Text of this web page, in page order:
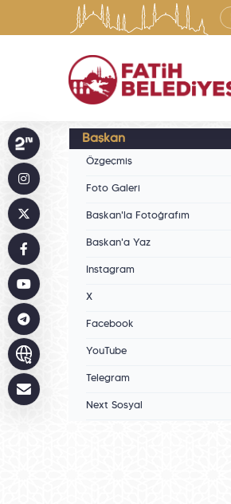
Başkan
Özgeçmiş
Foto Galeri
Başkan'la Fotoğrafım
Başkan'a Yaz
Instagram
X
Facebook
YouTube
Telegram
Next Sosyal